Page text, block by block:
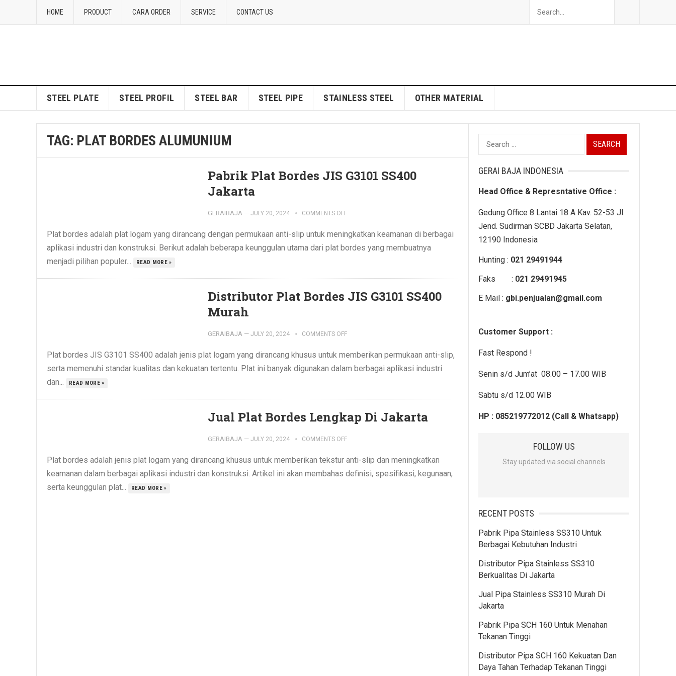
HOME PRODUCT CARA ORDER SERVICE CONTACT US
STEEL PLATE STEEL PROFIL STEEL BAR STEEL PIPE STAINLESS STEEL OTHER MATERIAL
TAG: PLAT BORDES ALUMUNIUM
Pabrik Plat Bordes JIS G3101 SS400
Jakarta
GERAIBAJA — JULY 20, 2024 COMMENTS OFF
Plat bordes adalah plat logam yang dirancang dengan permukaan anti-slip untuk meningkatkan keamanan di berbagai
aplikasi industri dan konstruksi. Berikut adalah beberapa keunggulan utama dari plat bordes yang membuatnya
menjadi pilihan populer...
READ MORE »
Distributor Plat Bordes JIS G3101 SS400
Murah
GERAIBAJA — JULY 20, 2024 COMMENTS OFF
Plat bordes JIS G3101 SS400 adalah jenis plat logam yang dirancang khusus untuk memberikan permukaan anti-slip,
serta memenuhi standar kualitas dan kekuatan tertentu. Plat ini banyak digunakan dalam berbagai aplikasi industri
dan...
READ MORE »
Jual Plat Bordes Lengkap Di Jakarta
GERAIBAJA — JULY 20, 2024 COMMENTS OFF
Plat bordes adalah jenis plat logam yang dirancang khusus untuk memberikan tekstur anti-slip dan meningkatkan
keamanan dalam berbagai aplikasi industri dan konstruksi. Artikel ini akan membahas definisi, spesifikasi, kegunaan,
serta keunggulan plat...
READ MORE »
Search
for:
GERAI BAJA INDONESIA
Head Office & Represntative Office :
Gedung Office 8 Lantai 18 A Kav. 52-53 Jl.
Jend. Sudirman SCBD Jakarta Selatan,
12190 Indonesia
Hunting : 021 29491944
Faks : 021 29491945
E Mail : gbi.penjualan@gmail.com
Customer Support :
Fast Respond !
Senin s/d Jum’at 08.00 – 17.00 WIB
Sabtu s/d 12.00 WIB
HP : 085219772012 (Call & Whatsapp)
FOLLOW US
Stay updated via social channels
RECENT POSTS
Pabrik Pipa Stainless SS310 Untuk
Berbagai Kebutuhan Industri
Distributor Pipa Stainless SS310
Berkualitas Di Jakarta
Jual Pipa Stainless SS310 Murah Di
Jakarta
Pabrik Pipa SCH 160 Untuk Menahan
Tekanan Tinggi
Distributor Pipa SCH 160 Kekuatan Dan
Daya Tahan Terhadap Tekanan Tinggi